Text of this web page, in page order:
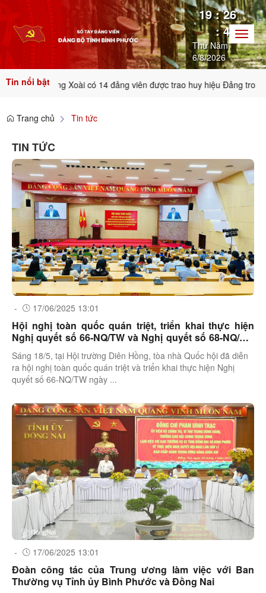
19 : 26
: 46
Thứ Năm,
6/8/2026
Toggle
Tin nổi bật
Xoài có 14 đảng viên được trao huy hiệu Đảng trong dịp kỷ niệm
Trang chủ Tin tức
TIN TỨC
- 17/06/2025 13:01
Hội nghị toàn quốc quán triệt, triển khai thực hiện
Nghị quyết số 66-NQ/TW và Nghị quyết số 68-NQ/TW
của Bộ Chính trị
Sáng 18/5, tại Hội trường Diên Hồng, tòa nhà Quốc hội đã diễn
ra hội nghị toàn quốc quán triệt và triển khai thực hiện Nghị
quyết số 66-NQ/TW ngày ...
- 17/06/2025 13:01
Đoàn công tác của Trung ương làm việc với Ban
Thường vụ Tỉnh ủy Bình Phước và Đồng Nai